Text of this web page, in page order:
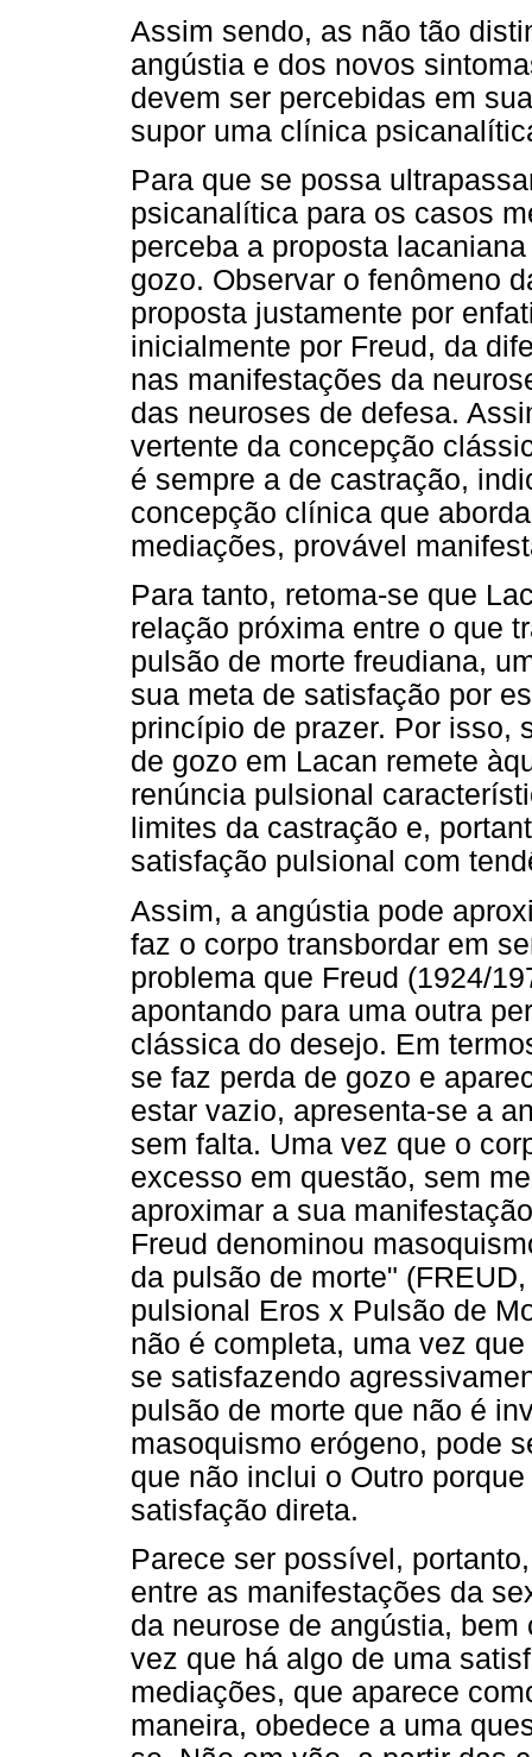
Assim sendo, as não tão
angústia e dos novos
devem ser percebidas em
supor uma clínica
Para que se possa
psicanalítica para os casos
perceba a proposta
gozo. Observar o fenômeno
proposta justamente por
inicialmente por Freud, da
nas manifestações da
das neuroses de defesa.
vertente da concepção
é sempre a de castração,
concepção clínica que
mediações, provável
Para tanto, retoma-se que
relação próxima entre o que
pulsão de morte freudiana,
sua meta de satisfação por
princípio de prazer. Por isso,
de gozo em Lacan remete
renúncia pulsional
limites da castração e,
satisfação pulsional com
Assim, a angústia pode
faz o corpo transbordar em
problema que Freud (1924/
apontando para uma outra
clássica do desejo. Em
se faz perda de gozo e
estar vazio, apresenta-se a
sem falta. Uma vez que o
excesso em questão, sem
aproximar a sua
Freud denominou
da pulsão de morte"
pulsional Eros x Pulsão de
não é completa, uma vez
se satisfazendo
pulsão de morte que não é
masoquismo erógeno, pode
que não inclui o Outro
satisfação direta.
Parece ser possível,
entre as manifestações da
da neurose de angústia,
vez que há algo de uma
mediações, que aparece
maneira, obedece a uma